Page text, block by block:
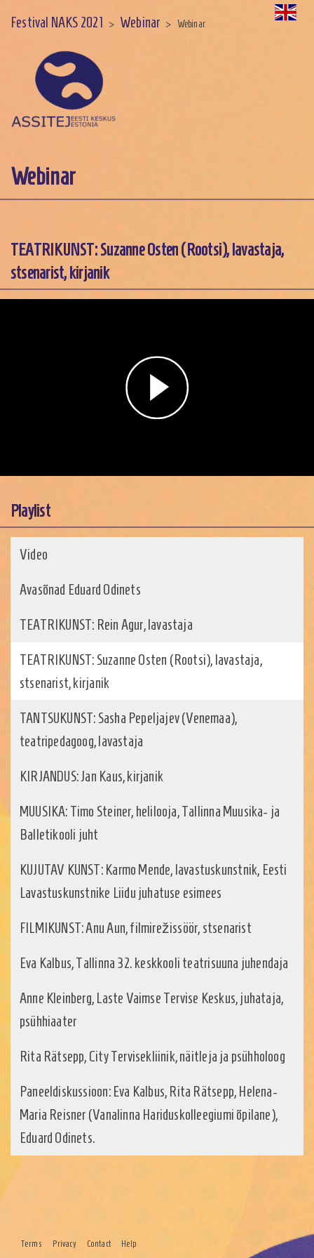
Festival NAKS 2021 > Webinar > Webinar
Webinar
TEATRIKUNST: Suzanne Osten (Rootsi), lavastaja,
stsenarist, kirjanik
Play
Video
Playlist
Video
Avasõnad Eduard Odinets
TEATRIKUNST: Rein Agur, lavastaja
TEATRIKUNST: Suzanne Osten (Rootsi), lavastaja,
stsenarist, kirjanik
TANTSUKUNST: Sasha Pepeljajev (Venemaa),
teatripedagoog, lavastaja
KIRJANDUS: Jan Kaus, kirjanik
MUUSIKA: Timo Steiner, helilooja, Tallinna Muusika- ja
Balletikooli juht
KUJUTAV KUNST: Karmo Mende, lavastuskunstnik, Eesti
Lavastuskunstnike Liidu juhatuse esimees
FILMIKUNST: Anu Aun, filmirežissöör, stsenarist
Eva Kalbus, Tallinna 32. keskkooli teatrisuuna juhendaja
Anne Kleinberg, Laste Vaimse Tervise Keskus, juhataja,
psühhiaater
Rita Rätsepp, City Tervisekliinik, näitleja ja psühholoog
Paneeldiskussioon: Eva Kalbus, Rita Rätsepp, Helena-
Maria Reisner (Vanalinna Hariduskolleegiumi õpilane),
Eduard Odinets.
Terms Privacy Contact Help